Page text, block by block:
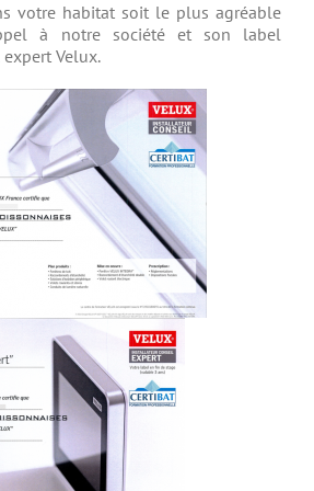
votre habitat soit le plus agréable
à notre société et son label
Velux.